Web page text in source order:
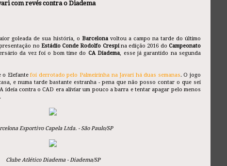
com revés contra o Diadema
goleada de sua história, o Barcelonavoltou a campo na tarde do último
no Estádio Conde Rodolfo Crespina edição 2016 do Campeonato
da vez foi o bom time do CA Diadema, esse já garantido na segunda
o Elefantefoi derrotado pelo Palmeirinha na Javari há duas semanas. O jogo
e numa tarde bastante estranha - pena que não posso contar o que sei
ideia contra o CAD era aliviar um pouco a barra e tentar apagar pelo menos
Esportivo Capela Ltda. - São Paulo/SP
Clube Atlético Diadema - Diadema/SP